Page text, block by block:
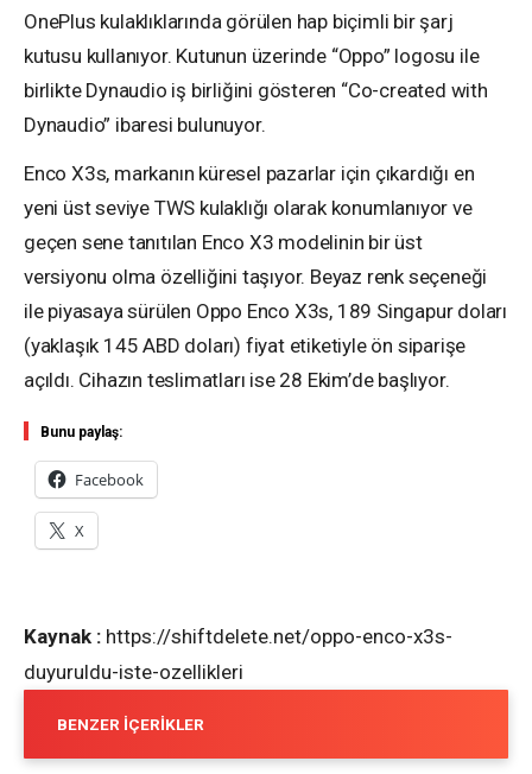
OnePlus kulaklıklarında görülen hap biçimli bir şarj
kutusu kullanıyor. Kutunun üzerinde “Oppo” logosu ile
birlikte Dynaudio iş birliğini gösteren “Co-created with
Dynaudio” ibaresi bulunuyor.
Enco X3s, markanın küresel pazarlar için çıkardığı en
yeni üst seviye TWS kulaklığı olarak konumlanıyor ve
geçen sene tanıtılan Enco X3 modelinin bir üst
versiyonu olma özelliğini taşıyor. Beyaz renk seçeneği
ile piyasaya sürülen Oppo Enco X3s, 189 Singapur doları
(yaklaşık 145 ABD doları) fiyat etiketiyle ön siparişe
açıldı. Cihazın teslimatları ise 28 Ekim’de başlıyor.
Bunu paylaş:
Facebook
X
Kaynak : https://shiftdelete.net/oppo-enco-x3s-
duyuruldu-iste-ozellikleri
BENZER İÇERIKLER